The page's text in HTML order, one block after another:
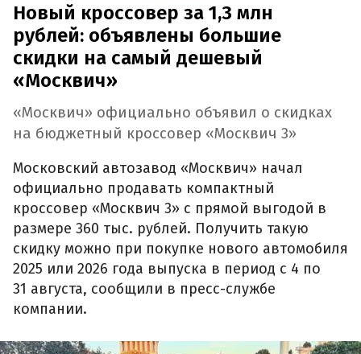
Новый кроссовер за 1,3 млн
рублей: объявлены большие
скидки на самый дешевый
«Москвич»
«Москвич» официально объявил о скидках
на бюджетный кроссовер «Москвич 3»
Московский автозавод «Москвич» начал
официально продавать компактный
кроссовер «Москвич 3» с прямой выгодой в
размере 360 тыс. рублей. Получить такую
скидку можно при покупке нового автомобиля
2025 или 2026 года выпуска в период с 4 по
31 августа, сообщили в пресс-службе
компании.